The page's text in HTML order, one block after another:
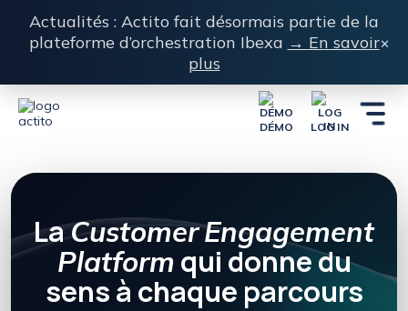
Actualités : Actito fait désormais partie de la
plateforme d’orchestration Ibexa → En savoir
plus
×
DÉMO LOG IN
LaCustomerEngagement
Platform qui donne du
sens à chaque parcours